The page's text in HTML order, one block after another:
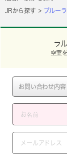
JRから探す ブルー
ラ
空室